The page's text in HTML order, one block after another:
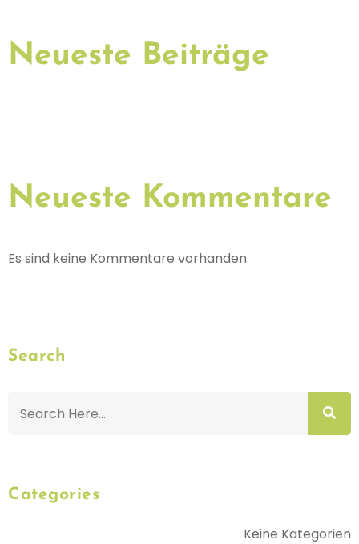
Neueste Beiträge
Neueste Kommentare
Es sind keine Kommentare vorhanden.
Search
Categories
Keine Kategorien